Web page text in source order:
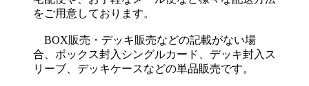
をご用意しております。
BOX販売・デッキ販売などの記載がない場
合、ボックス封入シングルカード、デッキ封入ス
リーブ、デッキケースなどの単品販売です。